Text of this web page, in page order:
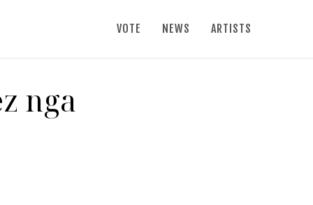
VOTE NEWS ARTISTS
nga